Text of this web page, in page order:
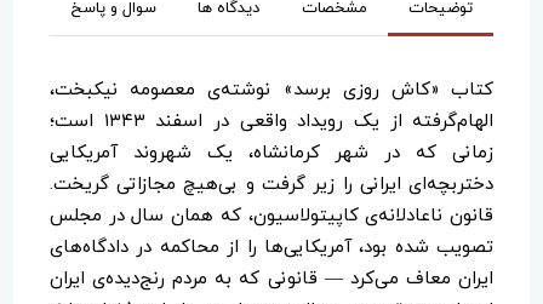
توضیحات مشخصات دیدگاه ها سوال و پاسخ
کتاب «کاش روزی برسد» نوشته‌ی معصومه نیکبخت،
الهام‌گرفته از یک رویداد واقعی در اسفند ۱۳۴۳ است؛
زمانی که در شهر کرمانشاه، یک شهروند آمریکایی
دختربچه‌ای ایرانی را زیر گرفت و بی‌هیچ مجازاتی گریخت.
قانون ناعادلانه‌ی کاپیتولاسیون، که همان سال در مجلس
تصویب شده بود، آمریکایی‌ها را از محاکمه در دادگاه‌های
ایران معاف می‌کرد — قانونی که به مردم رنج‌دیده‌ی ایران